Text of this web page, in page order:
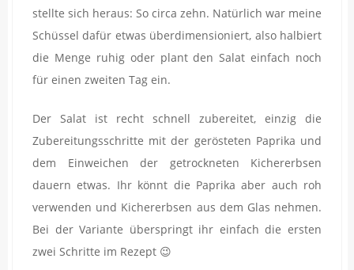
stellte sich heraus: So circa zehn. Natürlich war meine
Schüssel dafür etwas überdimensioniert, also halbiert
die Menge ruhig oder plant den Salat einfach noch
für einen zweiten Tag ein.
Der Salat ist recht schnell zubereitet, einzig die
Zubereitungsschritte mit der gerösteten Paprika und
dem Einweichen der getrockneten Kichererbsen
dauern etwas. Ihr könnt die Paprika aber auch roh
verwenden und Kichererbsen aus dem Glas nehmen.
Bei der Variante überspringt ihr einfach die ersten
zwei Schritte im Rezept 😉